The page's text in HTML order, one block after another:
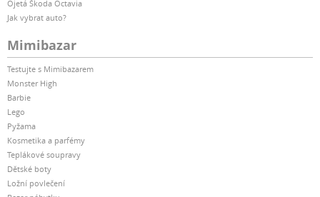
Ojetá Škoda Octavia
Jak vybrat auto?
Mimibazar
Testujte s Mimibazarem
Monster High
Barbie
Lego
Pyžama
Kosmetika a parfémy
Teplákové soupravy
Dětské boty
Ložní povlečení